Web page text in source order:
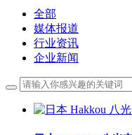
全部
媒体报道
行业资讯
企业新闻